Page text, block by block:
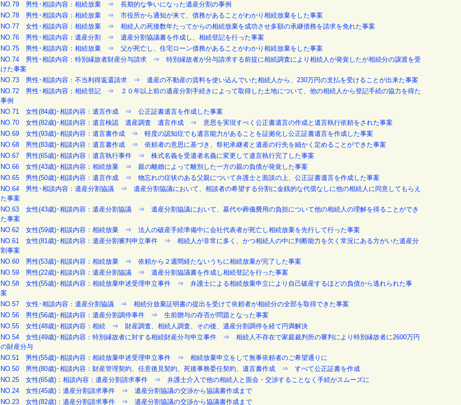
NO.79 男性･相談内容：相続放棄 ⇒ 長期的な争いになった遺産分割の事例
NO.78 男性･相談内容：相続放棄 ⇒ 市役所から通知が来て、債務があることがわかり相続放棄をした事案
NO.77 女性･相談内容：相続放棄 ⇒ 相続人の死後数年たってからの相続放棄を成功させ多額の承継債務を請求を免れた事案
NO.76 男性･相談内容：遺産分割 ⇒ 遺産分割協議書を作成し、相続登記を行った事案
NO.75 男性･相談内容：相続放棄 ⇒ 父が死亡し、住宅ローン債務があることがわかり相続放棄をした事案
NO.74 男性･相談内容：特別縁故者財産分与請求 ⇒ 特別縁故者が分与請求する前提に相続調査により相続人が発覚したが相続分の譲渡を受
けた事案
NO.73 男性･相談内容：不当利得返還請求 ⇒ 遺産の不動産の賃料を使い込んでいた相続人から、230万円の支払を受けることが出来た事案
NO.72 男性･相談内容：相続登記 ⇒ ２０年以上前の遺産分割手続きによって取得した土地について、他の相続人から登記手続の協力を得た
事例
NO.71 女性(84歳)･相談内容：遺言作成 ⇒ 公正証書遺言を作成した事案
NO.70 女性(82歳)･相談内容：遺言検認 遺産調査 遺言作成 ⇒ 意思を実現すべく公正書遺言の作成と遺言執行依頼をされた事案
NO.69 女性(93歳)･相談内容：遺言書作成 ⇒ 軽度の認知症でも遺言能力があることを証拠化し公正証書遺言を作成した事案
NO.68 男性(83歳)･相談内容：遺言書作成 ⇒ 依頼者の意思に基づき、祭祀承継者と遺産の行先を細かく定めることができた事案
NO.67 男性(65歳)･相談内容：遺言執行事件 ⇒ 株式名義を受遺者名義に変更して遺言執行完了した事案
NO.66 女性(43歳)･相談内容：相続放棄 ⇒ 親の離婚によって離別した一方の親の負債が発覚した事案
NO.65 男性(50歳)･相談内容：遺言作成 ⇒ 物忘れの症状のある父親について弁護士と面談の上、公正証書遺言を作成した事案
NO.64 男性･相談内容：遺産分割協議 ⇒ 遺産分割協議において、相談者の希望する分割に金銭的な代償なしに他の相続人に同意してもらえ
た事案
NO.63 女性(43歳)･相談内容：遺産分割協議 ⇒ 遺産分割協議において、墓代や葬儀費用の負担について他の相続人の理解を得ることができ
た事案
NO.62 女性(59歳)･相談内容：相続放棄 ⇒ 法人の破産手続準備中に会社代表者が死亡し相続放棄を先行して行った事案
NO.61 女性(81歳)･相談内容：遺産分割審判申立事件 ⇒ 相続人が非常に多く、かつ相続人の中に判断能力を欠く常況にある方がいた遺産分
割事案
NO.60 男性(53歳)･相談内容：相続放棄 ⇒ 依頼から２週間経たないうちに相続放棄が完了した事案
NO.59 男性(22歳)･相談内容：遺産分割協議 ⇒ 遺産分割協議書を作成し相続登記を行った事案
NO.58 女性(55歳)･相談内容：相続放棄申述受理申立事件 ⇒ 弁護士による相続放棄申立により自己破産するほどの負債から逃れられた事
案
NO.57 女性･相談内容：遺産分割協議 ⇒ 相続分放棄証明書の提出を受けて依頼者が相続分の全部を取得できた事案
NO.56 男性(56歳)･相談内容：遺産分割調停事件 ⇒ 生前贈与の存否が問題となった事案
NO.55 女性(48歳)･相談内容：相続 ⇒ 財産調査、相続人調査、その後、遺産分割調停を経て円満解決
NO.54 女性(49歳)･相談内容：特別縁故者に対する相続財産分与申立事件 ⇒ 相続人不存在で家庭裁判所の審判により特別縁故者に2600万円
の財産分与
NO.51 男性(55歳)･相談内容：相続放棄申述受理申立事件 ⇒ 相続放棄申立をして無事依頼者のご希望通りに
NO.50 男性(80歳)･相談内容：財産管理契約、任意後見契約、死後事務委任契約、遺言書作成 ⇒ すべて公正証書を作成
NO.25 女性(65歳)：相談内容：遺産分割請求事件 ⇒ 弁護士介入で他の相続人と面会・交渉することなく手続がスムーズに
NO.24 女性(45歳)：遺産分割請求事件 ⇒ 遺産分割協議の交渉から協議書作成まで
NO.23 女性(82歳)：遺産分割請求事件 ⇒ 遺産分割協議の交渉から協議書作成まで